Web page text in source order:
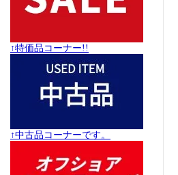
↑特価品コーナー!!
↑中古品コーナーです。